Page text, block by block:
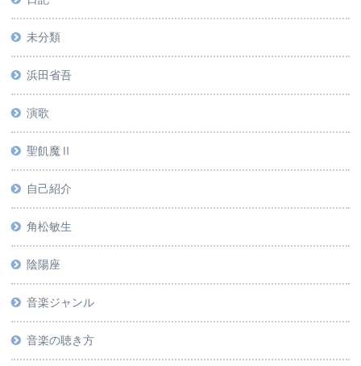
未分類
浜田省吾
演歌
聖飢魔Ⅱ
自己紹介
角松敏生
陰陽座
音楽ジャンル
音楽の聴き方